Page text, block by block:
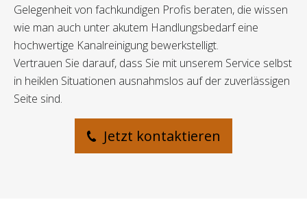
Gelegenheit von fachkundigen Profis beraten, die wissen
wie man auch unter akutem Handlungsbedarf eine
hochwertige Kanalreinigung bewerkstelligt.
Vertrauen Sie darauf, dass Sie mit unserem Service selbst
in heiklen Situationen ausnahmslos auf der zuverlässigen
Seite sind.
Jetzt kontaktieren